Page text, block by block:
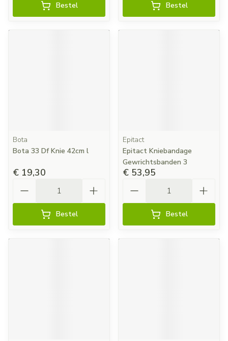
Bestel Bestel
Bota
Bota 33 Df Knie 42cm l
€ 19,30
Bestel
Epitact
Epitact Kniebandage
Gewrichtsbanden 3
€ 53,95
Bestel